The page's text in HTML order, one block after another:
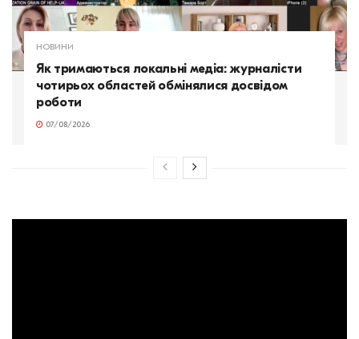
НОВИНИ
Як тримаються локальні медіа: журналісти
чотирьох областей обмінялися досвідом
роботи
07/08/2026